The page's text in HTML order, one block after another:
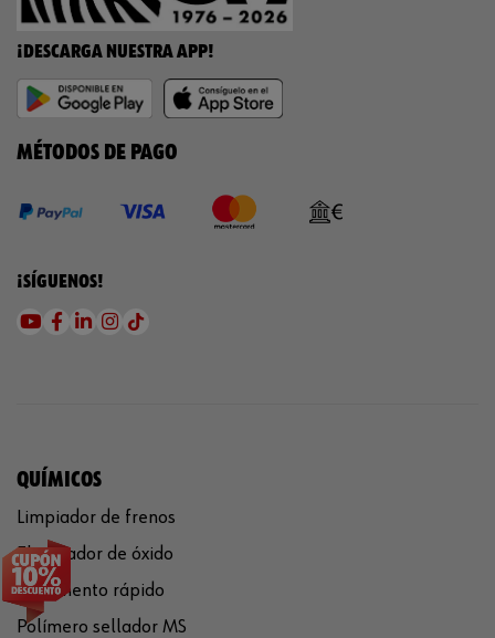
¡DESCARGA NUESTRA APP!
MÉTODOS DE PAGO
¡SÍGUENOS!
QUÍMICOS
Limpiador de frenos
Eliminador de óxido
Pegamento rápido
Polímero sellador MS